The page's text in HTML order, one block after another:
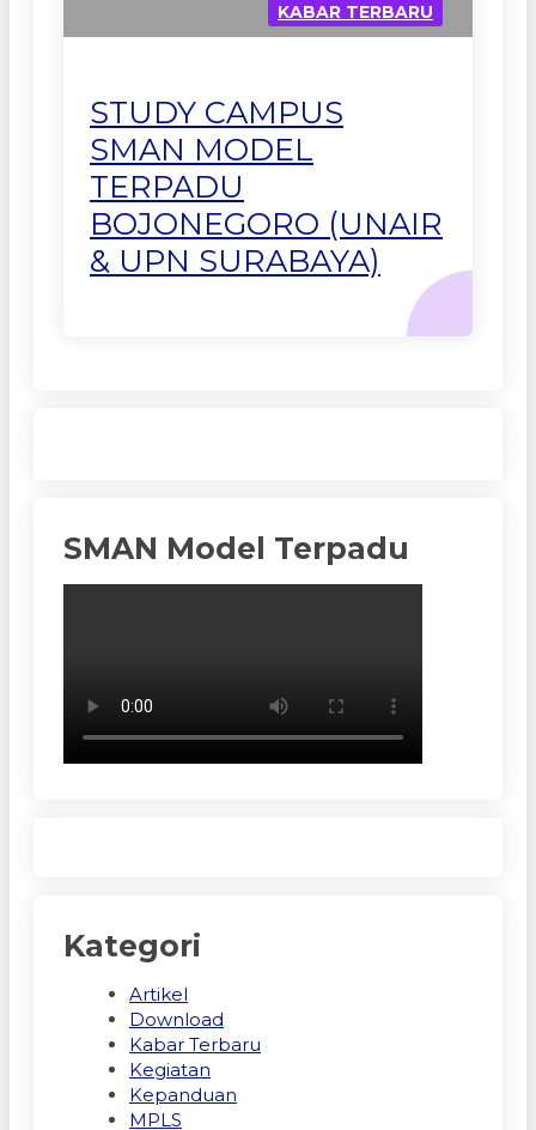
KABAR TERBARU
STUDY CAMPUS
SMAN MODEL
TERPADU
BOJONEGORO (UNAIR
& UPN SURABAYA)
SMAN Model Terpadu
Kategori
Artikel
Download
Kabar Terbaru
Kegiatan
Kepanduan
MPLS